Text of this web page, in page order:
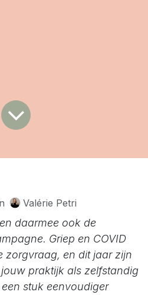
Valérie Petri
daarmee ook de
Griep en COVID
zorgvraag, en dit jaar zijn
praktijk als zelfstandig
stuk eenvoudiger